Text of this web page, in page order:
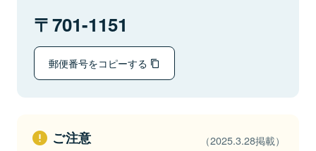
701-1151
郵便番号をコピーする
ご注意 （2025.3.28掲載）